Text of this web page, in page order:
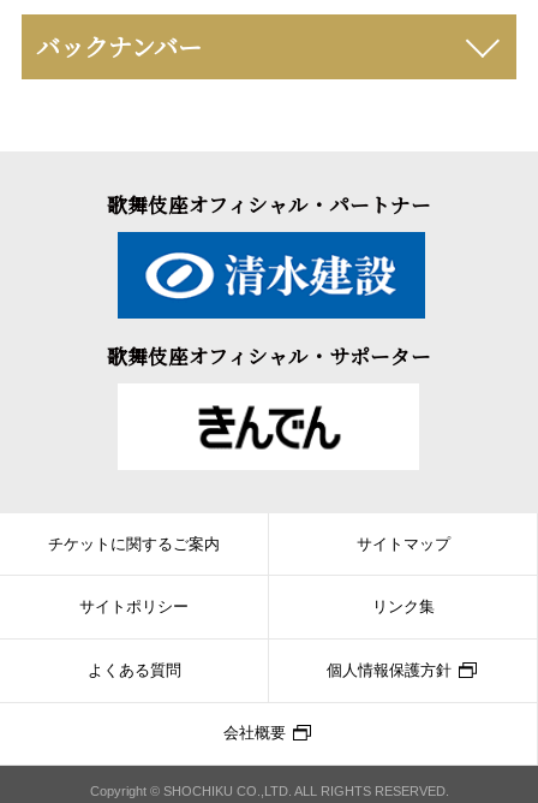
バックナンバー
歌舞伎座オフィシャル・パートナー
歌舞伎座オフィシャル・サポーター
チケットに関するご案内 サイトマップ
サイトポリシー リンク集
よくある質問 個人情報保護方針
会社概要
Copyright © SHOCHIKU CO.,LTD. ALL RIGHTS RESERVED.